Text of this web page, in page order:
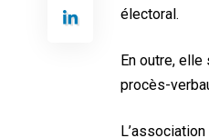
électoral.
En outre,
procès-